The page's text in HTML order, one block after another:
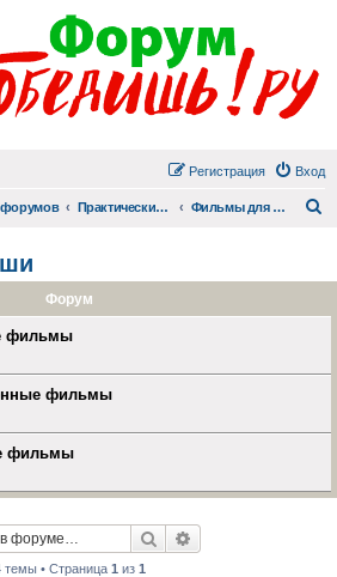
Вход
Регистрация
Практический раздел Фильмы для души
Форум
фильмы
фильмы
фильмы
Поиск
темы • Страница 1 из 1